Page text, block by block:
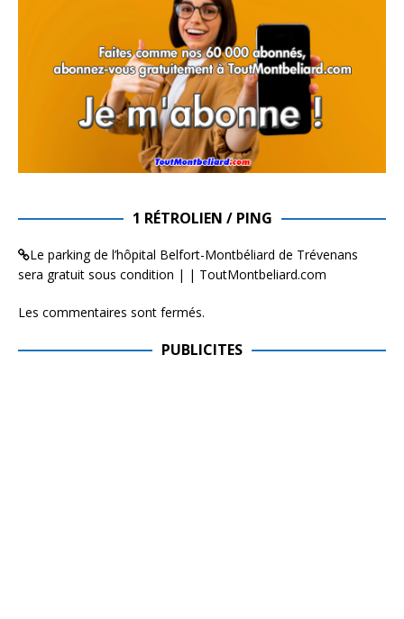
1 RÉTROLIEN / PING
Le parking de l’hôpital Belfort-Montbéliard de Trévenans
sera gratuit sous condition | | ToutMontbeliard.com
Les commentaires sont fermés.
PUBLICITES